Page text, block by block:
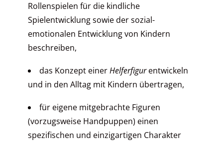
Rollenspielen für die kindliche
Spielentwicklung sowie der sozial-
emotionalen Entwicklung von Kindern
beschreiben,
das Konzept einerHelferfigurentwickeln
und in den Alltag mit Kindern übertragen,
für eigene mitgebrachte Figuren
(vorzugsweise Handpuppen) einen
spezifischen und einzigartigen Charakter